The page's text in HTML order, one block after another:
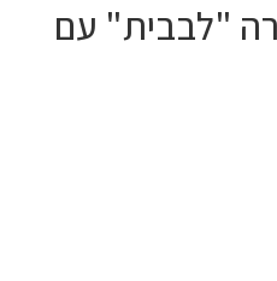
"לבבית" עם